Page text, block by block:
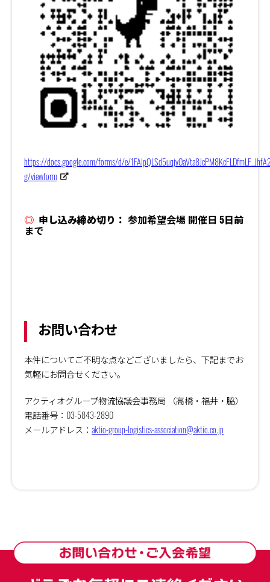
https://docs.google.com/forms/d/e/
g/viewform
◎ 申し込み締め切り： 参加希望会場 開催日 5日前
まで
お問い合わせ
本件についてご不明な点などございましたら、下記までお
気軽にお問合せください。
アクティオグループ物流協議会事務局 （高橋・福井・脇）
電話番号：03-5843-2890
メールアドレス： aktio-group-logistics-association@aktio.co.jp